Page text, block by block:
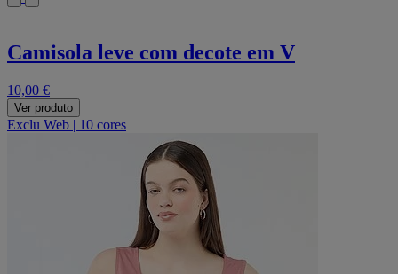
Camisola leve com decote em V
10,00 €
Ver produto
Exclu Web | 10 cores